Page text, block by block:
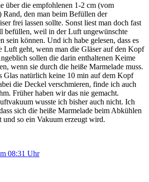
über die empfohlenen 1-2 cm (vom
Rand, den man beim Befüllen der
frei lassen sollte. Sonst liest man doch fast
befüllen, weil in der Luft ungewünschte
sein können. Und ich habe gelesen, dass es
Luft geht, wenn man die Gläser auf den Kopf
sollen die darin enthaltenen Keime
wenn sie durch die heiße Marmelade muss.
Glas natürlich keine 10 min auf dem Kopf
die Deckel verschmieren, finde ich auch
Früher haben wir das nie gemacht.
wusste ich bisher auch nicht. Ich
sich die heiße Marmelade beim Abkühlen
und so ein Vakuum erzeugt wird.
08:31 Uhr